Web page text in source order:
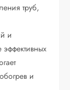
труб,
и
и